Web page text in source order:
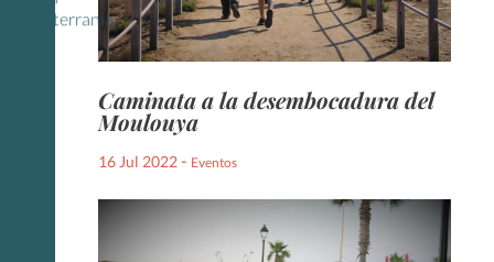
Caminata a la desembocadura del
Moulouya
16 Jul 2022- Eventos